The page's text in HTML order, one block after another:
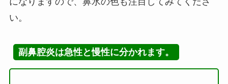
い。
副鼻腔炎は急性と慢性に分かれます。